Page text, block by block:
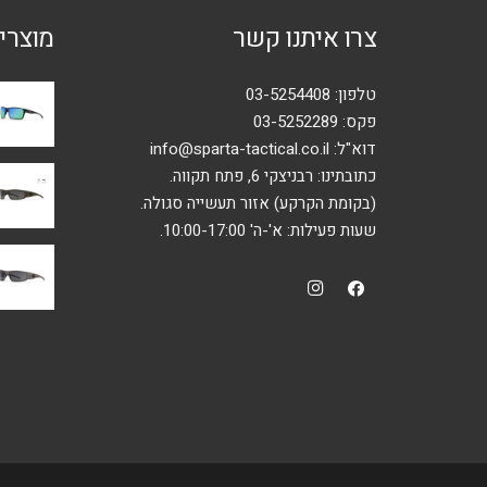
צרו איתנו קשר
טלפון: 03-5254408
פקס: 03-5252289
דוא"ל: info@sparta-tactical.co.il
כתובתינו: רבניצקי 6, פתח תקווה.
(בקומת הקרקע) אזור תעשייה סגולה.
שעות פעילות: א'-ה' 10:00-17:00.